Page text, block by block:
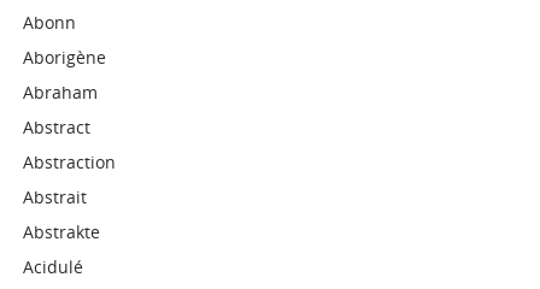
Abonn
Aborigène
Abraham
Abstract
Abstraction
Abstrait
Abstrakte
Acidulé